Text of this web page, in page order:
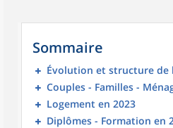
Sommaire
Évolution et structure de
Couples - Familles -
Logement en 2023
Diplômes - Formation en